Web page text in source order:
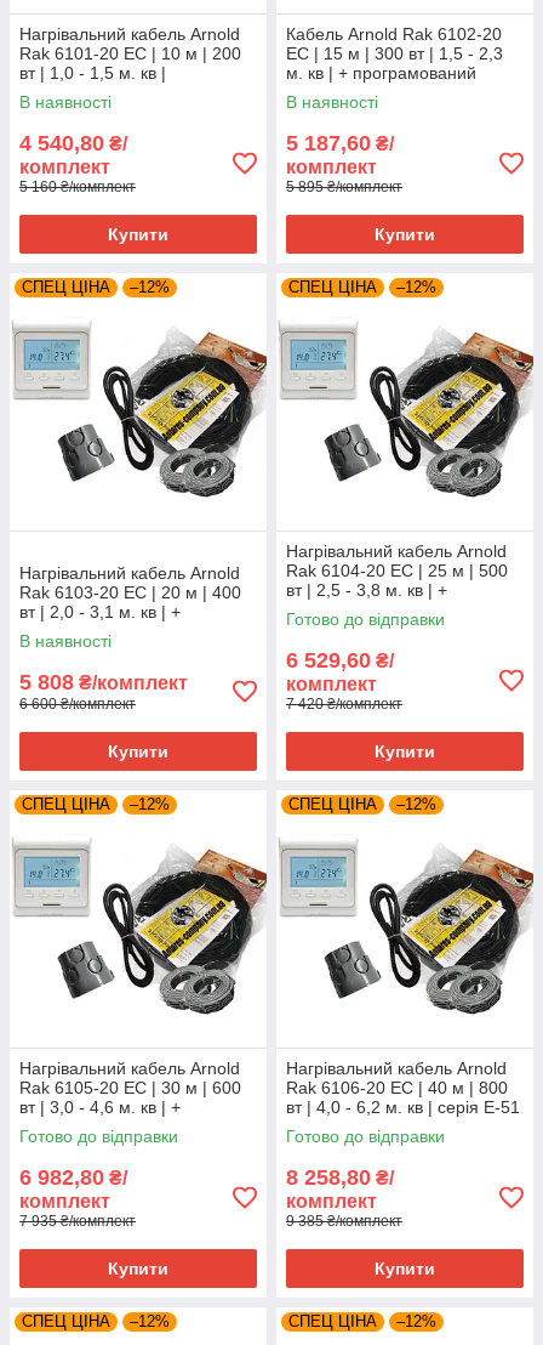
Нагрівальний кабель Arnold
Rak 6101-20 EC | 10 м | 200
вт | 1,0 - 1,5 м. кв |
В наявності
4 540,80 ₴/
комплект
5 160 ₴/комплект
Купити
Кабель Arnold Rak 6102-20
EC | 15 м | 300 вт | 1,5 - 2,3
м. кв | + програмований
регулятор
В наявності
5 187,60 ₴/
комплект
5 895 ₴/комплект
Купити
СПЕЦ ЦІНА –12%
Нагрівальний кабель Arnold
Rak 6103-20 EC | 20 м | 400
вт | 2,0 - 3,1 м. кв | +
програмований регулятор
В наявності
5 808 ₴/комплект
6 600 ₴/комплект
Купити
СПЕЦ ЦІНА –12%
Нагрівальний кабель Arnold
Rak 6104-20 EC | 25 м | 500
вт | 2,5 - 3,8 м. кв | +
програмований регулятор
Готово до відправки
6 529,60 ₴/
комплект
7 420 ₴/комплект
Купити
СПЕЦ ЦІНА –12%
Нагрівальний кабель Arnold
Rak 6105-20 EC | 30 м | 600
вт | 3,0 - 4,6 м. кв | +
програмований регулятор
Готово до відправки
6 982,80 ₴/
комплект
7 935 ₴/комплект
Купити
СПЕЦ ЦІНА –12%
Нагрівальний кабель Arnold
Rak 6106-20 EC | 40 м | 800
вт | 4,0 - 6,2 м. кв | серія Е-51
Готово до відправки
8 258,80 ₴/
комплект
9 385 ₴/комплект
Купити
СПЕЦ ЦІНА –12% СПЕЦ ЦІНА –12%